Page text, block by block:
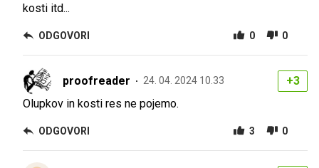
kosti itd...
ODGOVORI 0 0
proofreader 24. 04. 2024 10.33
+3
Olupkov in kosti res ne pojemo.
ODGOVORI 3 0